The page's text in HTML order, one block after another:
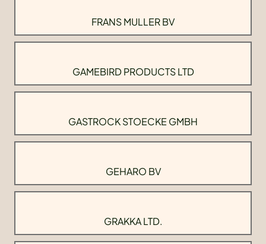
FRANS MULLER BV
GAMEBIRD PRODUCTS LTD
GASTROCK STOECKE GMBH
GEHARO BV
GRAKKA LTD.